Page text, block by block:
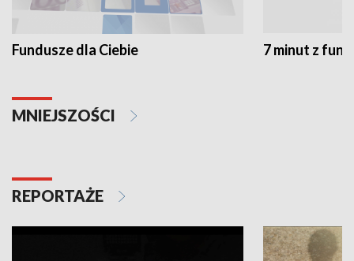
Fundusze dla Ciebie 7 minut z
MNIEJSZOŚCI
REPORTAŻE